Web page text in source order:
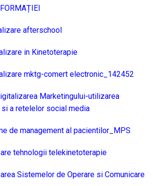
afterschool
in Kinetoterapie
mktg-comert electronic_142452
Marketingului-utilizarea
a retelelor social media
de management al pacientilor_MPS
tehnologii telekinetoterapie
Sistemelor de Operare si Comunicare